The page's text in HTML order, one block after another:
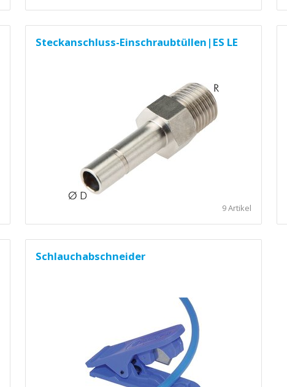
Steckanschluss-Einschraubtüllen|ES LE
9 Artikel
Schlauchabschneider